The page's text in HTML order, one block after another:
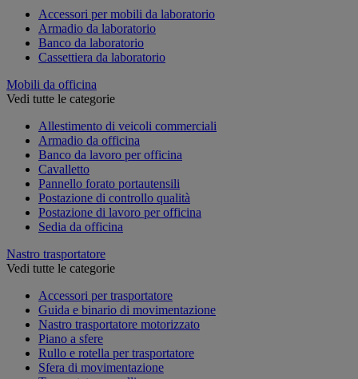
Accessori per mobili da laboratorio
Armadio da laboratorio
Banco da laboratorio
Cassettiera da laboratorio
Mobili da officina
Vedi tutte le categorie
Allestimento di veicoli commerciali
Armadio da officina
Banco da lavoro per officina
Cavalletto
Pannello forato portautensili
Postazione di controllo qualità
Postazione di lavoro per officina
Sedia da officina
Nastro trasportatore
Vedi tutte le categorie
Accessori per trasportatore
Guida e binario di movimentazione
Nastro trasportatore motorizzato
Piano a sfere
Rullo e rotella per trasportatore
Sfera di movimentazione